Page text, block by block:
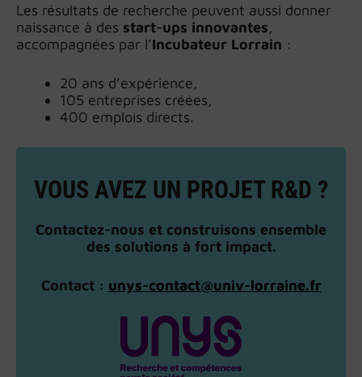
Les résultats de recherche peuvent aussi donner
naissance à des start-ups innovantes,
accompagnées par l’Incubateur Lorrain :
20 ans d’expérience,
105 entreprises créées,
400 emplois directs.
VOUS AVEZ UN PROJET R&D ?
Contactez-nous et construisons ensemble
des solutions à fort impact.
Contact : unys-contact@univ-lorraine.fr